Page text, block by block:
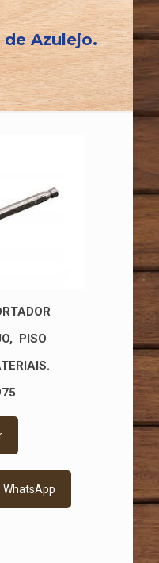
de Azulejo.
PISO